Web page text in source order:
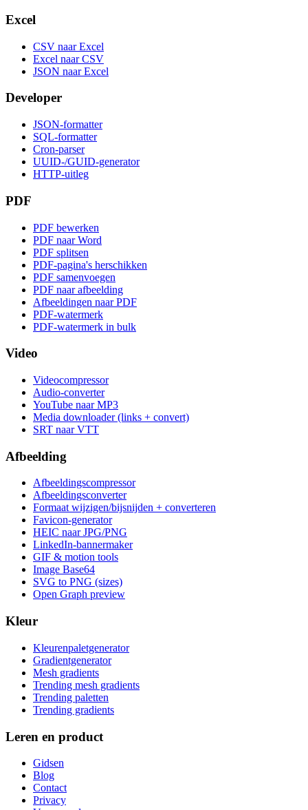
Excel
CSV naar Excel
Excel naar CSV
JSON naar Excel
Developer
JSON-formatter
SQL-formatter
Cron-parser
UUID-/GUID-generator
HTTP-uitleg
PDF
PDF bewerken
PDF naar Word
PDF splitsen
PDF-pagina's herschikken
PDF samenvoegen
PDF naar afbeelding
Afbeeldingen naar PDF
PDF-watermerk
PDF-watermerk in bulk
Video
Videocompressor
Audio-converter
YouTube naar MP3
Media downloader (links + convert)
SRT naar VTT
Afbeelding
Afbeeldingscompressor
Afbeeldingsconverter
Formaat wijzigen/bijsnijden + converteren
Favicon-generator
HEIC naar JPG/PNG
LinkedIn-bannermaker
GIF & motion tools
Image Base64
SVG to PNG (sizes)
Open Graph preview
Kleur
Kleurenpaletgenerator
Gradientgenerator
Mesh gradients
Trending mesh gradients
Trending paletten
Trending gradients
Leren en product
Gidsen
Blog
Contact
Privacy